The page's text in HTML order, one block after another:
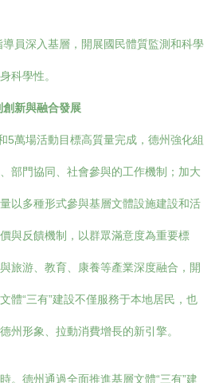
員深入基層，開展國民體質監測和科學
科學性。
創新與融合發展
5萬場活動目標高質量完成，德州強化組
部門協同、社會參與的工作機制；加大
以多種形式參與基層文體設施建設和活
與反饋機制，以群眾滿意度為重要標
旅游、教育、康養等產業深度融合，開
體“三有”建設不僅服務于本地居民，也
州形象、拉動消費增長的新引擎。
。德州通過全面推進基層文體“三有”建